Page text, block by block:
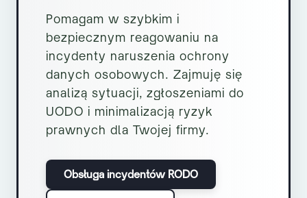
Pomagam w szybkim i
bezpiecznym reagowaniu na
incydenty naruszenia ochrony
danych osobowych. Zajmuję się
analizą sytuacji, zgłoszeniami do
UODO i minimalizacją ryzyk
prawnych dla Twojej firmy.
Obsługa incydentów RODO